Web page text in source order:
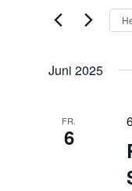
Veranstaltungen
Schlüsselwort.
Juni 2025
FR.
6